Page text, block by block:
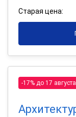
Старая цена:
-17% до 17 августа